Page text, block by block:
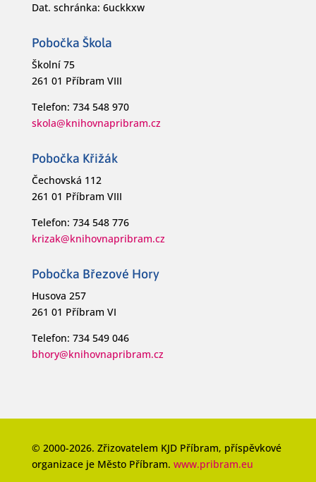
Dat. schránka: 6uckkxw
Pobočka Škola
Školní 75
261 01 Příbram VIII
Telefon: 734 548 970
skola@knihovnapribram.cz
Pobočka Křižák
Čechovská 112
261 01 Příbram VIII
Telefon: 734 548 776
krizak@knihovnapribram.cz
Pobočka Březové Hory
Husova 257
261 01 Příbram VI
Telefon: 734 549 046
bhory@knihovnapribram.cz
© 2000-2026. Zřizovatelem KJD Příbram, příspěvkové
organizace je Město Příbram. www.pribram.eu